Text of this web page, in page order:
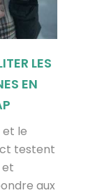
LES
EN
et le
testent
aux